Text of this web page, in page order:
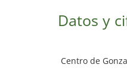
Datos y
Centro de